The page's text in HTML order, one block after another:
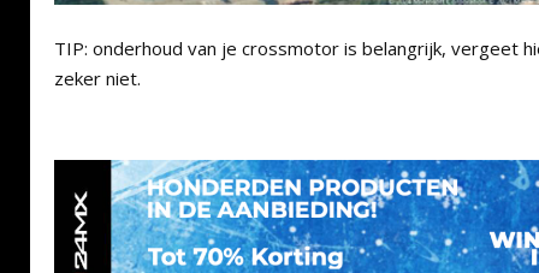
TIP: onderhoud van je crossmotor is belangrijk, vergeet
zeker niet.